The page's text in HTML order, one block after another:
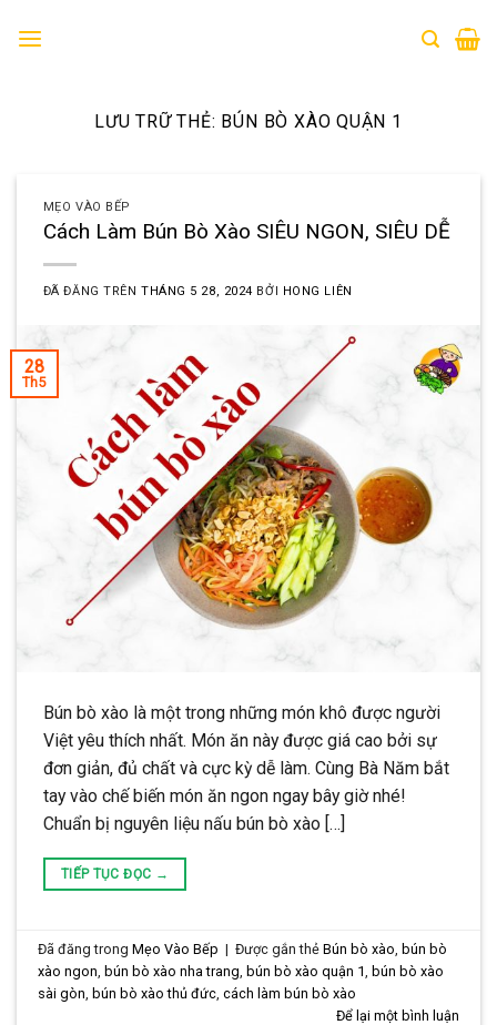
đến
LƯU TRỮ THẺ: BÚN BÒ XÀO QUẬN 1
MẸO VÀO BẾP
Cách Làm Bún Bò Xào SIÊU NGON, SIÊU DỄ
ĐÃ ĐĂNG TRÊN THÁNG 5 28, 2024 BỞI HONG LIÊN
28
Th5
Bún bò xào là một trong những món khô được người
Việt yêu thích nhất. Món ăn này được giá cao bởi sự
đơn giản, đủ chất và cực kỳ dễ làm. Cùng Bà Năm bắt
tay vào chế biến món ăn ngon ngay bây giờ nhé!
Chuẩn bị nguyên liệu nấu bún bò xào […]
TIẾP TỤC ĐỌC →
Đã đăng trong Mẹo Vào Bếp | Được gắn thẻ Bún bò xào bún bò
xào ngon bún bò xào nha trang bún bò xào quận 1 bún bò xào
sài gòn bún bò xào thủ đức cách làm bún bò xào
Để lại một bình luận